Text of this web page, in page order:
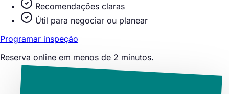
Recomendações claras
Útil para negociar ou planear
Programar inspeção
Reserva online em menos de 2 minutos.